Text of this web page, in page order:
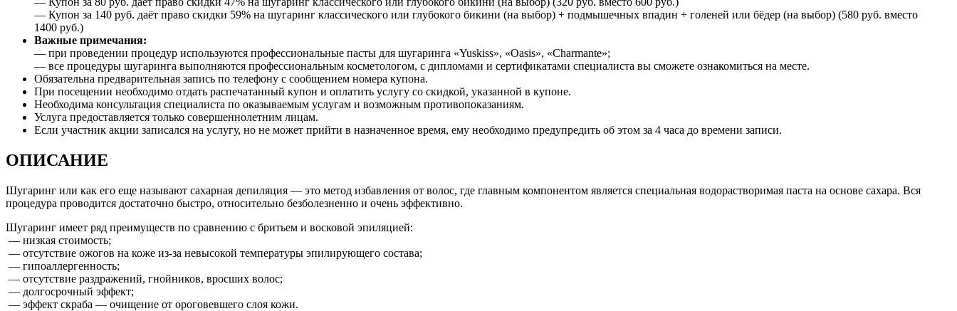
— Купон за 140 руб. даёт право скидки 59% на шугаринг классического или глубокого бикини (на выбор) + подмышечных впадин + голеней или бёдер (на выбор) (580 руб. вместо
1400 руб.)
Важные примечания:
— при проведении процедур используются профессиональные пасты для шугаринга «Yuskiss», «Oasis», «Charmante»;
— все процедуры шугаринга выполняются профессиональным косметологом, с дипломами и сертификатами специалиста вы сможете ознакомиться на месте.
Обязательна предварительная запись по телефону с сообщением номера купона.
При посещении необходимо отдать распечатанный купон и оплатить услугу со скидкой, указанной в купоне.
Необходима консультация специалиста по оказываемым услугам и возможным противопоказаниям.
Услуга предоставляется только совершеннолетним лицам.
Если участник акции записался на услугу, но не может прийти в назначенное время, ему необходимо предупредить об этом за 4 часа до времени записи.
ОПИСАНИЕ
Шугаринг или как его еще называют сахарная депиляция — это метод избавления от волос, где главным компонентом является специальная водорастворимая паста на основе сахара. Вся
процедура проводится достаточно быстро, относительно безболезненно и очень эффективно.
Шугаринг имеет ряд преимуществ по сравнению с бритьем и восковой эпиляцией:
— низкая стоимость;
— отсутствие ожогов на коже из-за невысокой температуры эпилирующего состава;
— гипоаллергенность;
— отсутствие раздражений, гнойников, вросших волос;
— долгосрочный эффект;
— эффект скраба — очищение от ороговевшего слоя кожи.